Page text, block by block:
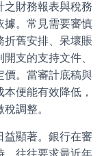
之財務報表與稅務
據。常見需要審慎
折舊安排、呆壞賬
支的支持文件、
價。當審計底稿與
便能有效降低，
調整。
益顯著。銀行在審
，往往要求最近年